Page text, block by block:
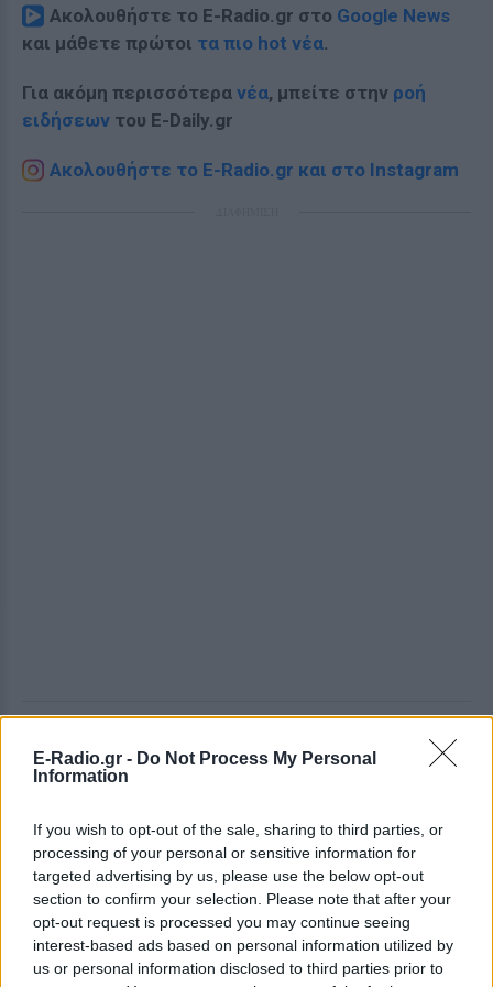
E-Radio.gr - Do Not Process My Personal
Information
If you wish to opt-out of the sale, sharing to third parties, or
processing of your personal or sensitive information for
targeted advertising by us, please use the below opt-out
section to confirm your selection. Please note that after your
opt-out request is processed you may continue seeing
interest-based ads based on personal information utilized by
us or personal information disclosed to third parties prior to
Ακολουθήστε το E-Radio.gr στο Google News
και μάθετε πρώτοι τα πιο hot νέα.
Για ακόμη περισσότερα νέα, μπείτε στην ροή
ειδήσεων του E-Daily.gr
Ακολουθήστε το E-Radio.gr και στο Instagram
ΔΕΙΤΕ ΕΠΙΣΗΣ
Ουκρανία: Βίντεο σοκ με
19χρονο να οδηγείται με τη βία
για επιστράτευση ‑ Τι είναι το
«busification»
ΣΉΜΕΡΑ
Βίντεο που φέρεται να δείχνει βίαιη